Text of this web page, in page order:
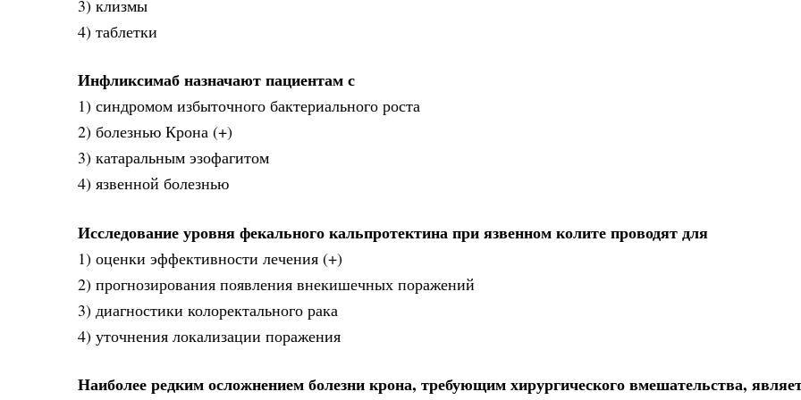
3) клизмы
4) таблетки
Инфликсимаб назначают пациентам с
1) синдромом избыточного бактериального роста
2) болезнью Крона (+)
3) катаральным эзофагитом
4) язвенной болезнью
Исследование уровня фекального кальпротектина при язвенном колите проводят для
1) оценки эффективности лечения (+)
2) прогнозирования появления внекишечных поражений
3) диагностики колоректального рака
4) уточнения локализации поражения
Наиболее редким осложнением болезни крона, требующим хирургического вмешательства,